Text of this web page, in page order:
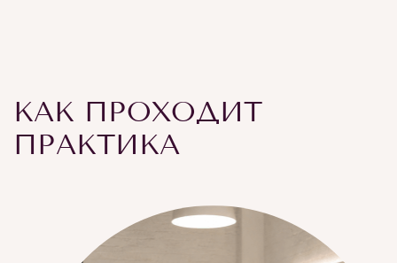
КАК ПРОХОДИТ
ПРАКТИКА